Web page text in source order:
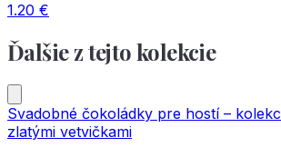
1.20 €
Ďalšie z tejto kolekcie
Svadobné čokoládky pre hostí –
zlatými vetvičkami